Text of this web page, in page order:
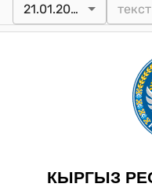
21.01.2026